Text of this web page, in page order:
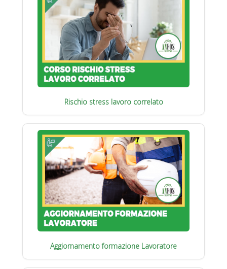
Rischio stress lavoro correlato
Aggiornamento formazione Lavoratore